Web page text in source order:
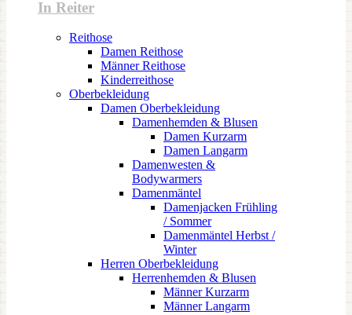
In Reiter
Reithose
Damen Reithose
Männer Reithose
Kinderreithose
Oberbekleidung
Damen Oberbekleidung
Damenhemden & Blusen
Damen Kurzarm
Damen Langarm
Damenwesten &
Bodywarmers
Damenmäntel
Damenjacken Frühling
/ Sommer
Damenmäntel Herbst /
Winter
Herren Oberbekleidung
Herrenhemden & Blusen
Männer Kurzarm
Männer Langarm